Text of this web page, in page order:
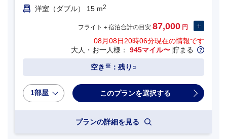
洋室（ダブル） 15 m2
フライト＋宿泊合計の目安 87,000 円
08月08日20時06分現在の情報です
大人・お一人様： 945マイル〜 貯まる
空き ※ ：残り○
1部屋
プランの詳細を見る